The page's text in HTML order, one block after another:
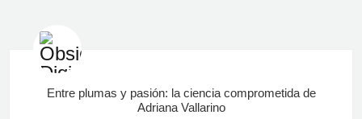
Entre plumas y pasión: la ciencia comprometida de
Adriana Vallarino